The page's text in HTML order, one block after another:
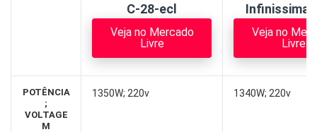
POTÊNCIA
;
VOLTAGE
M
C-28-ecl
Veja no Mercado
Livre
1350W; 220v
Infinissima
Veja no
Livre
1340W; 220v